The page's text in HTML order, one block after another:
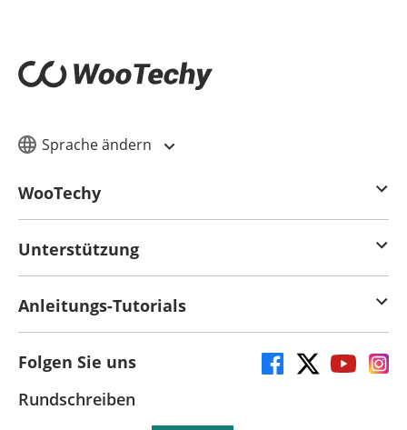
Sprache ändern
WooTechy
Unterstützung
Anleitungs-Tutorials
Folgen Sie uns
Rundschreiben